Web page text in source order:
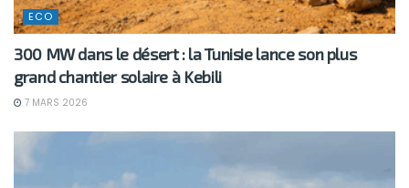
ECO
300 MW dans le désert : la Tunisie lance son plus
grand chantier solaire à Kebili
7 MARS 2026